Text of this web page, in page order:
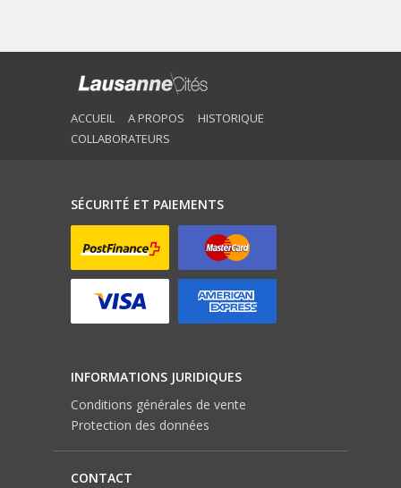
ACCUEIL A PROPOS
HISTORIQUE
COLLABORATEURS
SÉCURITÉ ET PAIEMENTS
INFORMATIONS JURIDIQUES
Conditions générales de vente
Protection des données
CONTACT